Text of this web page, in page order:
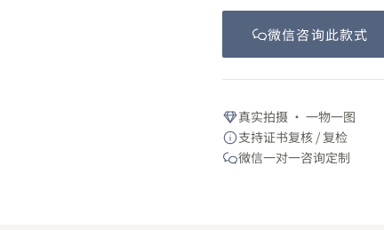
微信咨询此款式
真实拍摄 · 一物一图
支持证书复核 / 复检
微信一对一咨询定制